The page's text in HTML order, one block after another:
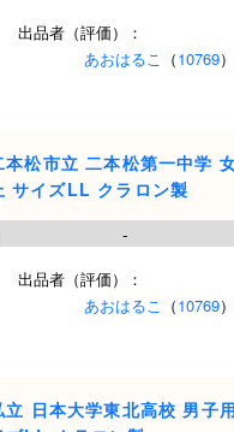
出品者（評価）：
あおはるこ （10769）
松市立 二本松第一中学
サイズLL クラロン製
-
出品者（評価）：
あおはるこ （10769）
日本大学東北高校 男子